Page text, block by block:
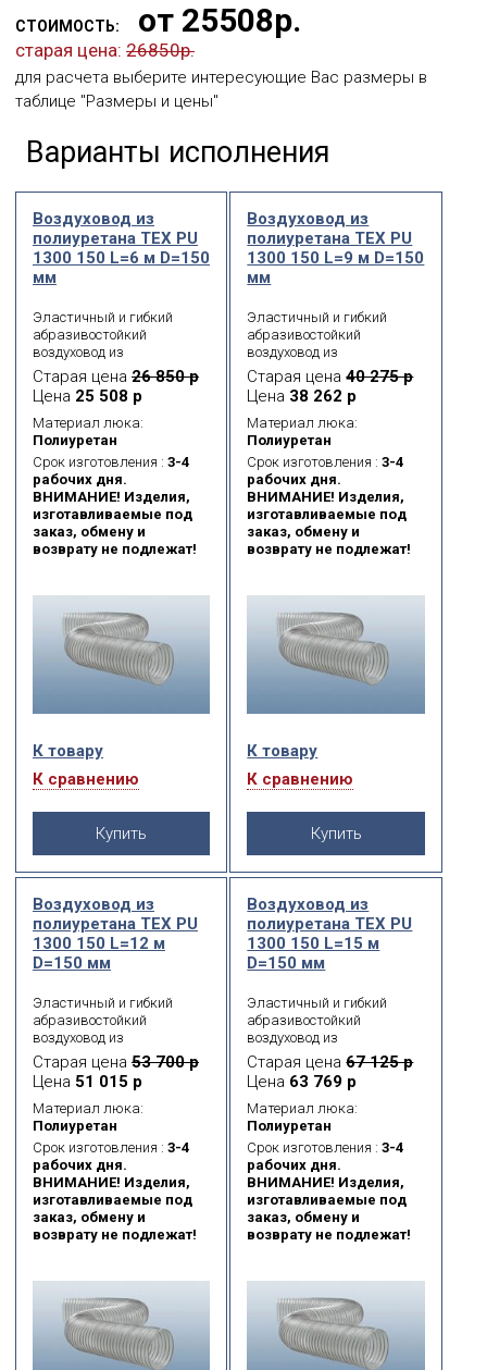
СТОИМОСТЬ: от 25508р.
старая цена: 26850р.
для расчета выберите интересующие Вас размеры в
таблице "Размеры и цены"
Варианты исполнения
Воздуховод из
полиуретана ТЕХ PU
1300 150 L=6 м D=150
мм
Эластичный и гибкий
абразивостойкий
воздуховод из
полиуретана с каркасом
из оцинкованной
высокоуглеродистой
стальной проволоки.
Служит для
транспортировки
абразивных веществ
(пыль, порошок, волокна,
стружка, опилки) и
газообразных сред
(масляные испарения,
сварочный дым).
Старая цена 26 850 р
Цена 25 508 р
Материал люка:
Полиуретан
Срок изготовления : 3-4
рабочих дня.
ВНИМАНИЕ! Изделия,
изготавливаемые под
заказ, обмену и
возврату не подлежат!
К товару
К сравнению
Купить
Воздуховод из
полиуретана ТЕХ PU
1300 150 L=9 м D=150
мм
Эластичный и гибкий
абразивостойкий
воздуховод из
полиуретана с каркасом
из оцинкованной
высокоуглеродистой
стальной проволоки.
Служит для
транспортировки
абразивных веществ
(пыль, порошок, волокна,
стружка, опилки) и
газообразных сред
(масляные испарения,
сварочный дым).
Старая цена40 275 р
Цена 38 262 р
Материал люка:
Полиуретан
Срок изготовления :3-4
рабочих дня.
ВНИМАНИЕ! Изделия,
изготавливаемые под
заказ, обмену и
возврату не подлежат!
К товару
К сравнению
Купить
Воздуховод из
полиуретана ТЕХ PU
1300 150 L=12 м
D=150 мм
Эластичный и гибкий
абразивостойкий
воздуховод из
полиуретана с каркасом
из оцинкованной
высокоуглеродистой
стальной проволоки.
Служит для
транспортировки
абразивных веществ
(пыль, порошок, волокна,
стружка, опилки) и
газообразных сред
(масляные испарения,
сварочный дым).
Старая цена 53 700 р
Цена 51 015 р
Материал люка:
Полиуретан
Срок изготовления : 3-4
рабочих дня.
ВНИМАНИЕ! Изделия,
изготавливаемые под
заказ, обмену и
возврату не подлежат!
Воздуховод из
полиуретана ТЕХ PU
1300 150 L=15 м
D=150 мм
Эластичный и гибкий
абразивостойкий
воздуховод из
полиуретана с каркасом
из оцинкованной
высокоуглеродистой
стальной проволоки.
Служит для
транспортировки
абразивных веществ
(пыль, порошок, волокна,
стружка, опилки) и
газообразных сред
(масляные испарения,
сварочный дым).
Старая цена67 125 р
Цена 63 769 р
Материал люка:
Полиуретан
Срок изготовления :3-4
рабочих дня.
ВНИМАНИЕ! Изделия,
изготавливаемые под
заказ, обмену и
возврату не подлежат!